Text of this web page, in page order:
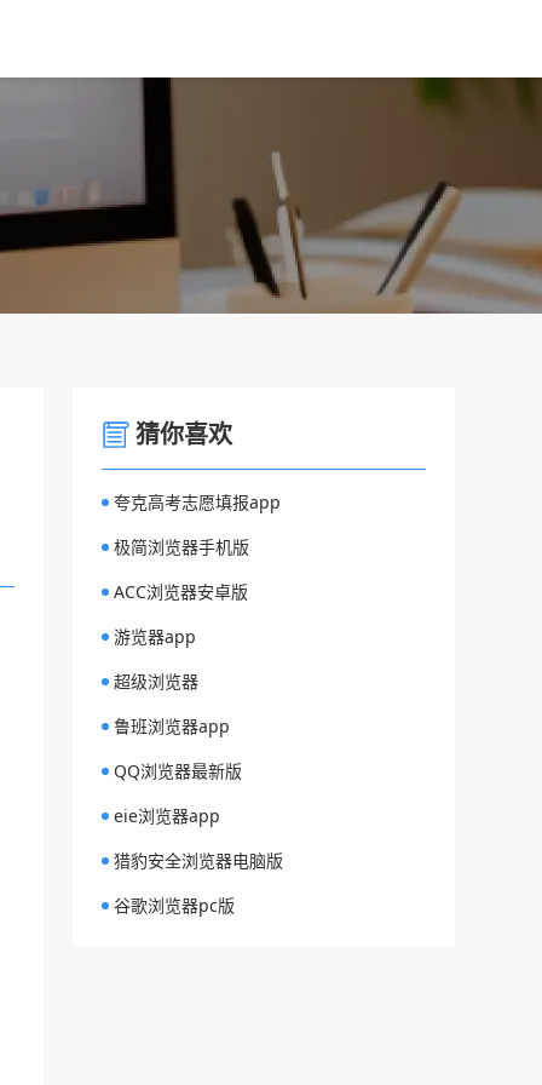
猜你喜欢
夸克高考志愿填报app
极简浏览器手机版
ACC浏览器安卓版
游览器app
超级浏览器
鲁班浏览器app
QQ浏览器最新版
eie浏览器app
猎豹安全浏览器电脑版
谷歌浏览器pc版